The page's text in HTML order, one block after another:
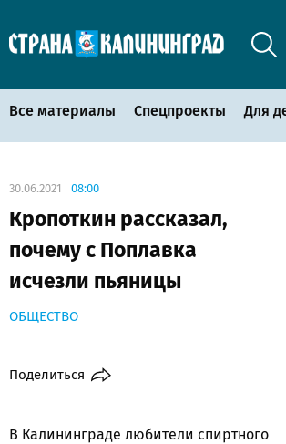
Все материалы Спецпроекты Для
30.06.2021 08:00
Кропоткин рассказал,
почему с Поплавка
исчезли пьяницы
ОБЩЕСТВО
Поделиться
В Калининграде любители спиртного